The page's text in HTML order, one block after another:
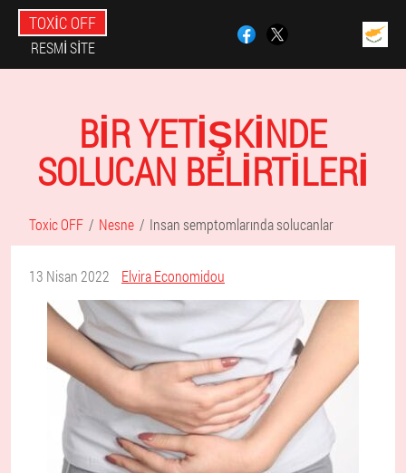
TOXIC OFF
RESMI SITE
BIR YETIŞKINDE
SOLUCAN BELIRTILERI
Toxic OFF Nesne Insan semptomlarında solucanlar
13 Nisan 2022 Elvira Economidou